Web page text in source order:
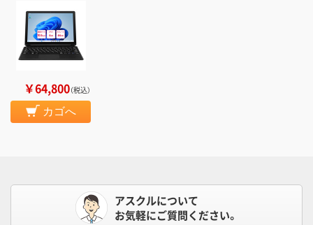
￥64,800（税込）
カゴへ
アスクルについて
お気軽にご質問ください。